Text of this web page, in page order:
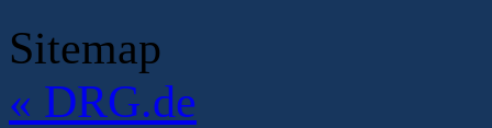
Sitemap
« DRG.de